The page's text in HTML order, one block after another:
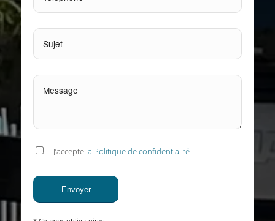
J’accepte la Politique de confidentialité